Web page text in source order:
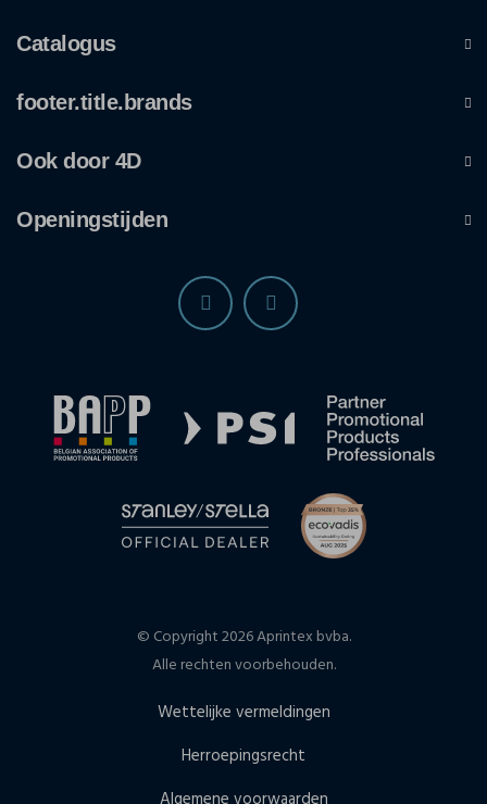
Catalogus
footer.title.brands
Ook door 4D
Openingstijden
© Copyright 2026 Aprintex bvba.
Alle rechten voorbehouden.
Wettelijke vermeldingen
Herroepingsrecht